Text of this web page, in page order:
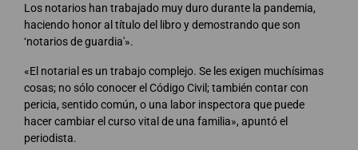
Los notarios han trabajado muy duro durante la pandemia,
haciendo honor al título del libro y demostrando que son
‘notarios de guardia'».
«El notarial es un trabajo complejo. Se les exigen muchísimas
cosas; no sólo conocer el Código Civil; también contar con
pericia, sentido común, o una labor inspectora que puede
hacer cambiar el curso vital de una familia», apuntó el
periodista.